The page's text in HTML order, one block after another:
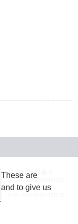
JASRAC許諾番号：
9024936001Y45037
JASRAC許諾番号：
are
to give us